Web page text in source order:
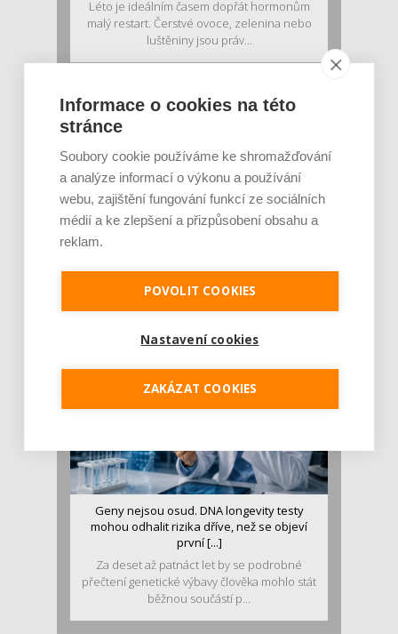
Léto je ideálním časem dopřát hormonům
malý restart. Čerstvé ovoce, zelenina nebo
luštěniny jsou práv...
Je jen pro sportovce, přiberu po něm a ve
v oblasti zdraví, výživy i dlouhověkosti. Přesto
se o ně...
Geny nejsou osud. DNA longevity testy
mohou odhalit rizika dříve, než se objeví
první [...]
Za deset až patnáct let by se podrobné
přečtení genetické výbavy člověka mohlo stát
běžnou součástí p...
Informace o cookies na této
stránce
Soubory cookie používáme ke shromažďování
a analýze informací o výkonu a používání
webu, zajištění fungování funkcí ze sociálních
médií a ke zlepšení a přizpůsobení obsahu a
reklam.
POVOLIT COOKIES
Nastavení cookies
ZAKÁZAT COOKIES